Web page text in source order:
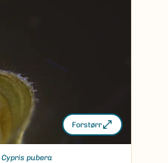
Forstørr
Cypris pubera